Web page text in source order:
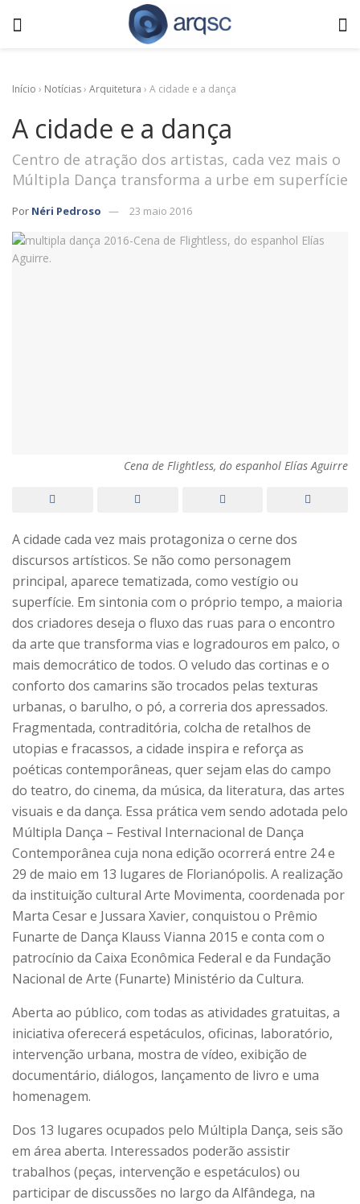
Início › Notícias› Arquitetura › A cidade e a dança
A cidade e a dança
Centro de atração dos artistas, cada vez mais o
Múltipla Dança transforma a urbe em superfície
Por Néri Pedroso 23 maio 2016
Cena de Flightless, do espanhol Elías Aguirre
A cidade cada vez mais protagoniza o cerne dos
discursos artísticos. Se não como personagem
principal, aparece tematizada, como vestígio ou
superfície. Em sintonia com o próprio tempo, a maioria
dos criadores deseja o fluxo das ruas para o encontro
da arte que transforma vias e logradouros em palco, o
mais democrático de todos. O veludo das cortinas e o
conforto dos camarins são trocados pelas texturas
urbanas, o barulho, o pó, a correria dos apressados.
Fragmentada, contraditória, colcha de retalhos de
utopias e fracassos, a cidade inspira e reforça as
poéticas contemporâneas, quer sejam elas do campo
do teatro, do cinema, da música, da literatura, das artes
visuais e da dança. Essa prática vem sendo adotada pelo
Múltipla Dança – Festival Internacional de Dança
Contemporânea cuja nona edição ocorrerá entre 24 e
29 de maio em 13 lugares de Florianópolis. A realização
da instituição cultural Arte Movimenta, coordenada por
Marta Cesar e Jussara Xavier, conquistou o Prêmio
Funarte de Dança Klauss Vianna 2015 e conta com o
patrocínio da Caixa Econômica Federal e da Fundação
Nacional de Arte (Funarte) Ministério da Cultura.
Aberta ao público, com todas as atividades gratuitas, a
iniciativa oferecerá espetáculos, oficinas, laboratório,
intervenção urbana, mostra de vídeo, exibição de
documentário, diálogos, lançamento de livro e uma
homenagem.
Dos 13 lugares ocupados pelo Múltipla Dança, seis são
em área aberta. Interessados poderão assistir
trabalhos (peças, intervenção e espetáculos) ou
participar de discussões no largo da Alfândega, na